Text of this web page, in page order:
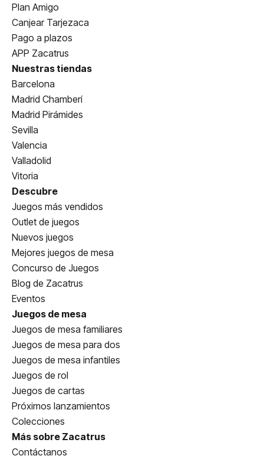
Plan Amigo
Canjear Tarjezaca
Pago a plazos
APP Zacatrus
Nuestras tiendas
Barcelona
Madrid Chamberí
Madrid Pirámides
Sevilla
Valencia
Valladolid
Vitoria
Descubre
Juegos más vendidos
Outlet de juegos
Nuevos juegos
Mejores juegos de mesa
Concurso de Juegos
Blog de Zacatrus
Eventos
Juegos de mesa
Juegos de mesa familiares
Juegos de mesa para dos
Juegos de mesa infantiles
Juegos de rol
Juegos de cartas
Próximos lanzamientos
Colecciones
Más sobre Zacatrus
Contáctanos